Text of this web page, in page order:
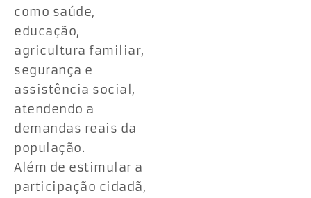
como saúde,
educação,
agricultura familiar,
segurança e
assistência social,
atendendo a
demandas reais da
população.
Além de estimular a
participação cidadã,